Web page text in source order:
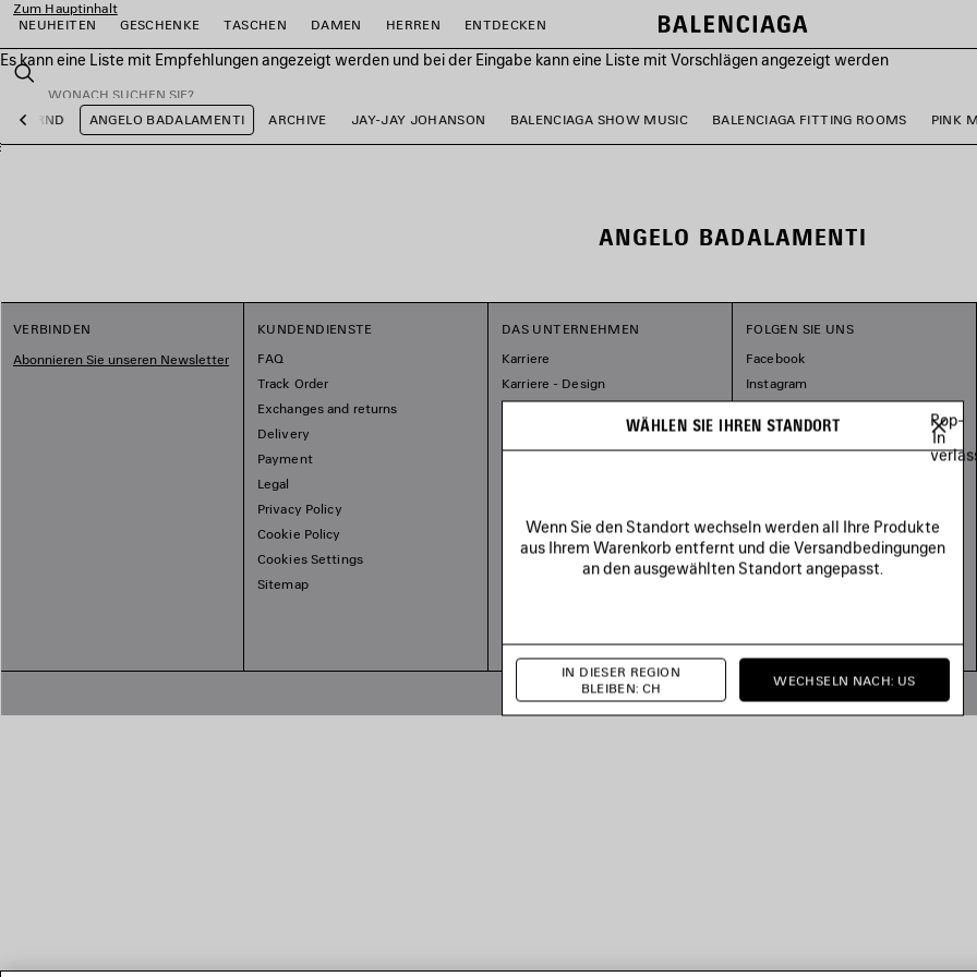
Zum Hauptinhalt
NEUHEITEN
GESCHENKE TASCHEN DAMEN HERREN ENTDECKEN
Es kann eine Liste mit Empfehlungen angezeigt werden und bei der Eingabe kann eine Liste mit Vorschlägen angezeigt werden
Suchen
close the banner
Vorherige
BFRND ANGELO BADALAMENTI ARCHIVE JAY-JAY JOHANSON BALENCIAGA SHOW MUSIC BALENCIAGA FITTING ROOMS PINK
ANGELO BADALAMENTI
VERBINDEN
Abonnieren Sie unseren Newsletter
KUNDENDIENSTE
FAQ
Track Order
Exchanges and returns
Delivery
Payment
Legal
Privacy Policy
Cookie Policy
Cookies Settings
Sitemap
DAS UNTERNEHMEN
Karriere
Karriere - Design
FOLGEN SIE UNS
Facebook
Instagram
Pinterest
© 2026 Balenciaga
WÄHLEN SIE IHREN STANDORT
Pop-
In
Wenn Sie den Standort wechseln werden all Ihre Produkte
aus Ihrem Warenkorb entfernt und die Versandbedingungen
an den ausgewählten Standort angepasst.
IN DIESER REGION
BLEIBEN: CH
WECHSELN NACH: US